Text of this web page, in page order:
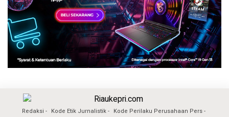
Redaksi Kode Etik Jurnalistik Kode Perilaku Perusahaan Pers